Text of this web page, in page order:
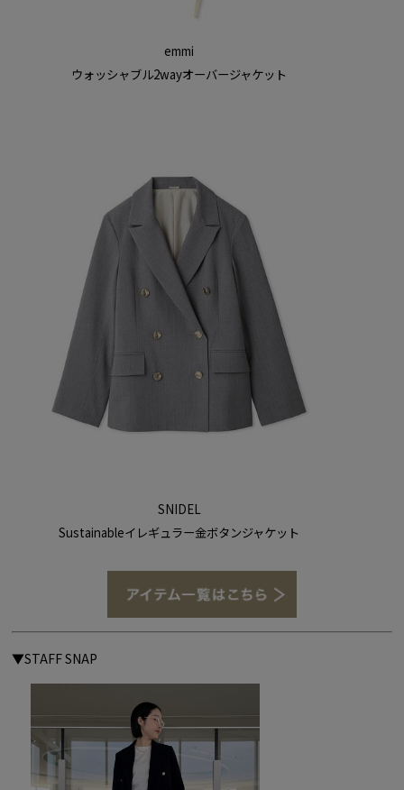
emmi
ウォッシャブル2wayオーバージャケット
SNIDEL
Sustainableイレギュラー金ボタンジャケット
▼STAFF SNAP